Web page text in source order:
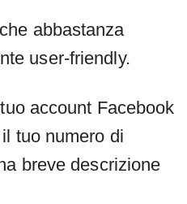
abbastanza
user-friendly.
account Facebook
tuo numero di
breve descrizione